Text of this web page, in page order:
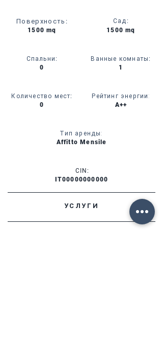
Поверхность :
1500 mq
Спальни:
0
Количество мест:
0
Сад:
1500 mq
Ванные комнаты:
1
Рейтинг энергии:
A++
Тип аренды:
Affitto Mensile
CIN:
IT00000000000
УСЛУГИ